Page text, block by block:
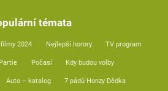
témata
2024 Nejlepší horory TV program
Partie Počasí Kdy budou volby
Auto – katalog 7 pádů Honzy Dědka